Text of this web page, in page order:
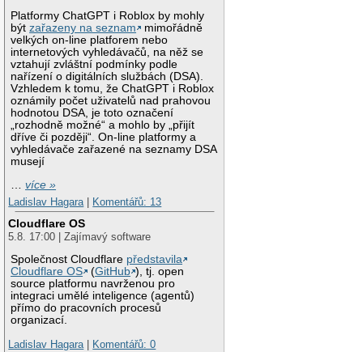
Platformy ChatGPT i Roblox by mohly
býtzařazeny na seznam
mimořádně
velkých on-line platforem nebo
internetových vyhledávačů, na něž se
vztahují zvláštní podmínky podle
nařízení o digitálních službách (DSA).
Vzhledem k tomu, že ChatGPT i Roblox
oznámily počet uživatelů nad prahovou
hodnotou DSA, je toto označení
„rozhodně možné“ a mohlo by „přijít
dříve či později“. On-line platformy a
vyhledávače zařazené na seznamy DSA
musejí
…více »
Ladislav Hagara| Komentářů: 13
Cloudflare OS
5.8. 17:00 | Zajímavý software
Společnost Cloudflare představila
Cloudflare OS
(GitHub ), tj. open
source platformu navrženou pro
integraci umělé inteligence (agentů)
přímo do pracovních procesů
organizací.
Ladislav Hagara| Komentářů: 0